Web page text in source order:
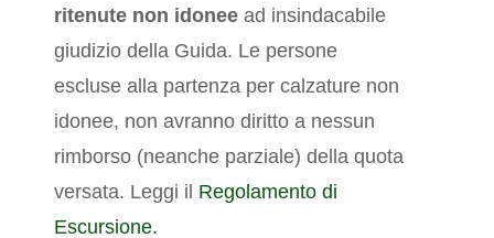
ritenute non idonee ad insindacabile
giudizio della Guida. Le persone
escluse alla partenza per calzature non
idonee, non avranno diritto a nessun
rimborso (neanche parziale) della quota
versata. Leggi il Regolamento di
Escursione.